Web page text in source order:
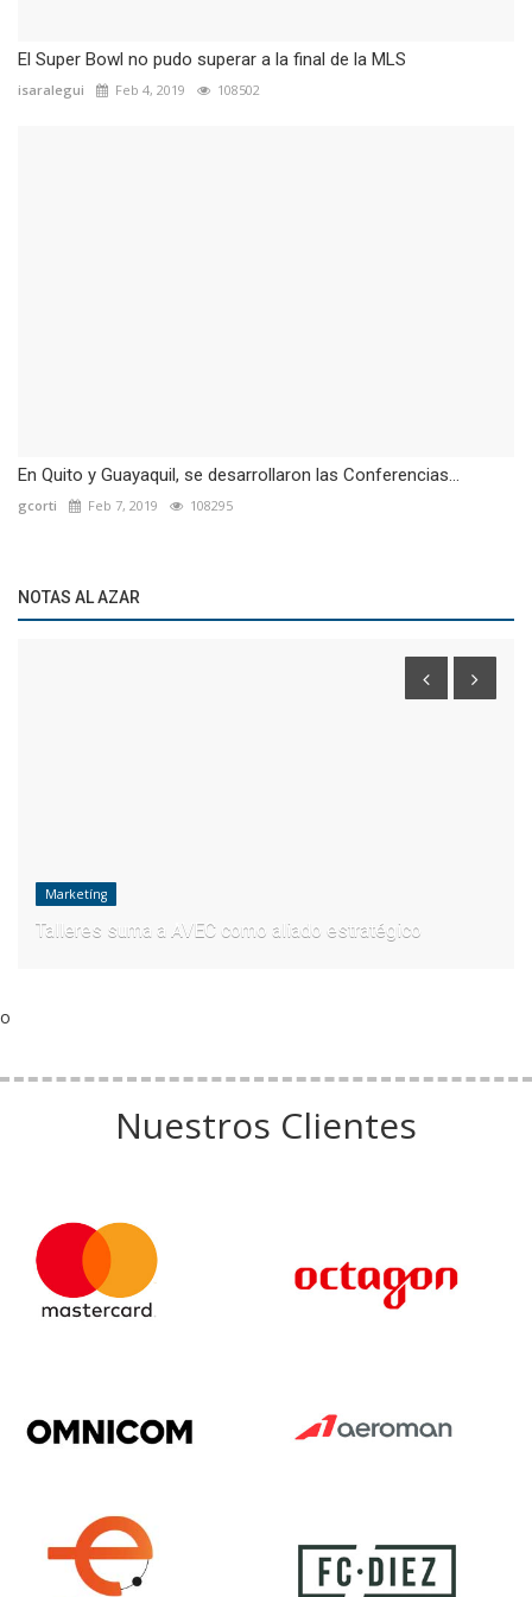
El Super Bowl no pudo superar a la final de la MLS
isaralegui Feb 4, 2019 108502
En Quito y Guayaquil, se desarrollaron las Conferencias...
gcorti Feb 7, 2019 108295
NOTAS AL AZAR
Marketíng
Talleres suma a AVEC como aliado estratégico
o
Nuestros Clientes